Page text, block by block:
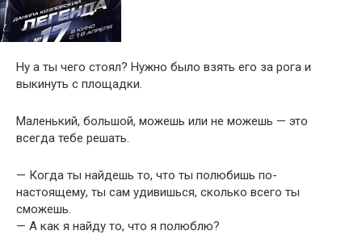
Ну а ты чего стоял? Нужно было взять его за рога и
выкинуть с площадки.
Маленький, большой, можешь или не можешь — это
всегда тебе решать.
— Когда ты найдешь то, что ты полюбишь по-
настоящему, ты сам удивишься, сколько всего ты
сможешь.
— А как я найду то, что я полюблю?